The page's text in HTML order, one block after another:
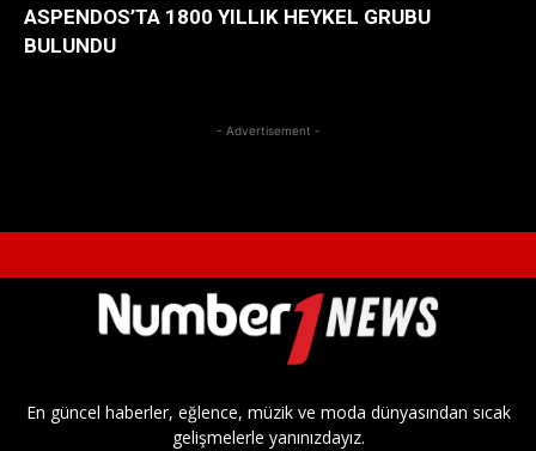
ASPENDOS’TA 1800 YILLIK HEYKEL GRUBU
BULUNDU
- Advertisement -
En güncel haberler, eğlence, müzik ve moda dünyasından sıcak
gelişmelerle yanınızdayız.